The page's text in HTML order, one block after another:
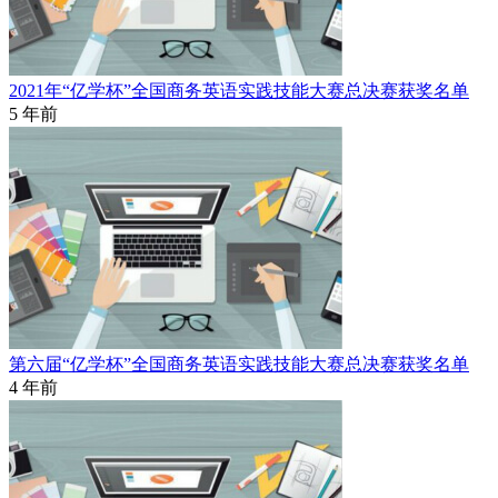
2021年“亿学杯”全国商务英语实践技能大赛总决赛获奖名单
5 年前
第六届“亿学杯”全国商务英语实践技能大赛总决赛获奖名单
4 年前